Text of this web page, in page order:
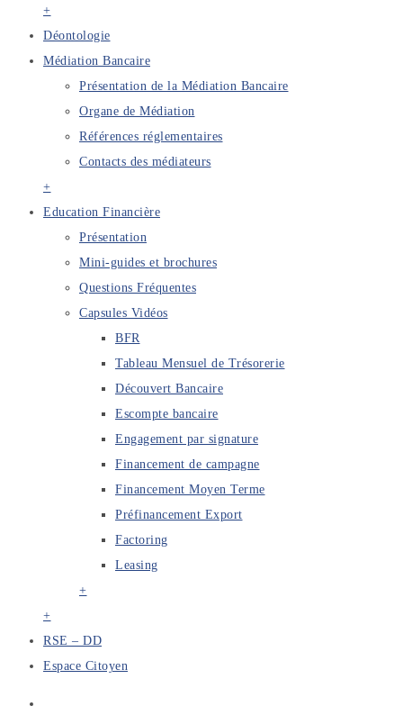
+
Déontologie
Médiation Bancaire
Présentation de la Médiation Bancaire
Organe de Médiation
Références réglementaires
Contacts des médiateurs
+
Education Financière
Présentation
Mini-guides et brochures
Questions Fréquentes
Capsules Vidéos
BFR
Tableau Mensuel de Trésorerie
Découvert Bancaire
Escompte bancaire
Engagement par signature
Financement de campagne
Financement Moyen Terme
Préfinancement Export
Factoring
Leasing
+
+
RSE – DD
Espace Citoyen